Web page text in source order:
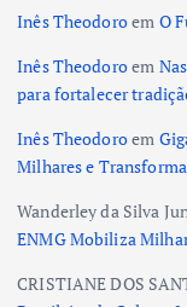
Inês Theodoroem O
Inês Theodoroem
para fortalecer
Inês Theodoroem
Milhares e
Wanderley da Silva
ENMG Mobiliza
CRISTIANE DOS